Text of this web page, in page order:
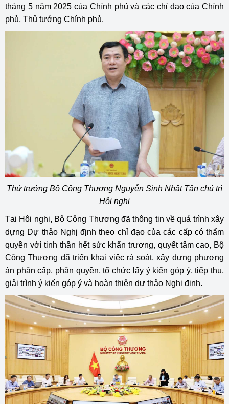
tháng 5 năm 2025 của Chính phủ và các chỉ đạo của Chính
phủ, Thủ tướng Chính phủ.
Thứ trưởng Bộ Công Thương Nguyễn Sinh Nhật Tân chủ trì
Hội nghị
Tại Hội nghị, Bộ Công Thương đã thông tin về quá trình xây
dựng Dự thảo Nghị định theo chỉ đạo của các cấp có thẩm
quyền với tinh thần hết sức khẩn trương, quyết tâm cao, Bộ
Công Thương đã triển khai việc rà soát, xây dựng phương
án phân cấp, phân quyền, tổ chức lấy ý kiến góp ý, tiếp thu,
giải trình ý kiến góp ý và hoàn thiện dự thảo Nghị định.